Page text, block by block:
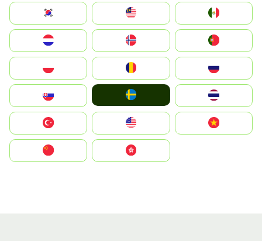
South Korea
United States
中國香港特別行政區